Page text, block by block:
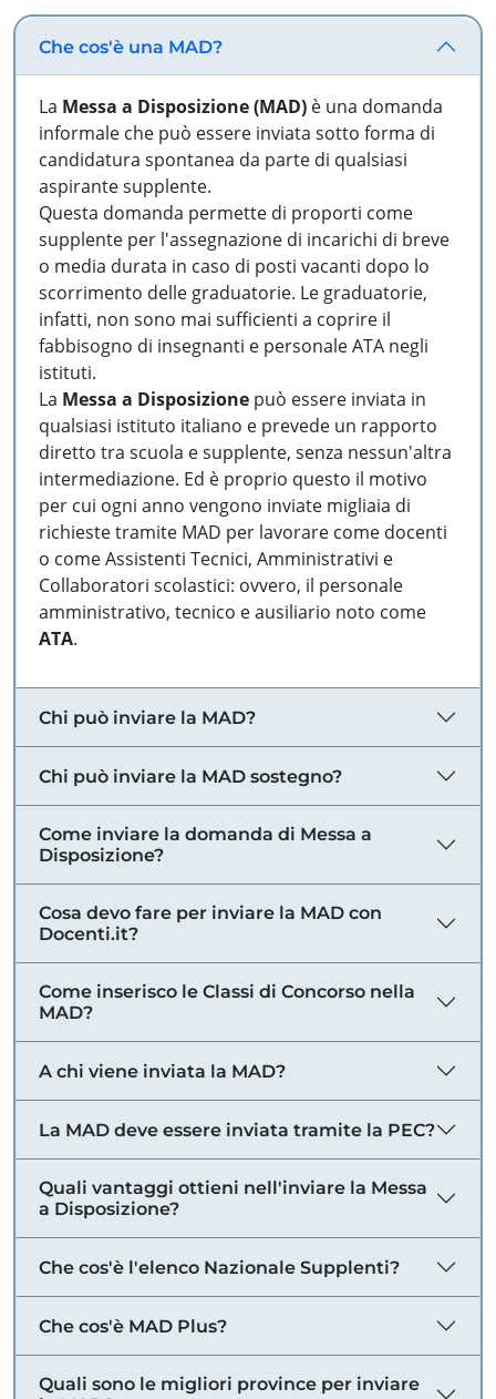
Che cos'è una MAD?
La Messa a Disposizione (MAD) è una domanda
informale che può essere inviata sotto forma di
candidatura spontanea da parte di qualsiasi
aspirante supplente.
Questa domanda permette di proporti come
supplente per l'assegnazione di incarichi di breve
o media durata in caso di posti vacanti dopo lo
scorrimento delle graduatorie. Le graduatorie,
infatti, non sono mai sufficienti a coprire il
fabbisogno di insegnanti e personale ATA negli
istituti.
La Messa a Disposizione può essere inviata in
qualsiasi istituto italiano e prevede un rapporto
diretto tra scuola e supplente, senza nessun'altra
intermediazione. Ed è proprio questo il motivo
per cui ogni anno vengono inviate migliaia di
richieste tramite MAD per lavorare come docenti
o come Assistenti Tecnici, Amministrativi e
Collaboratori scolastici: ovvero, il personale
amministrativo, tecnico e ausiliario noto come
ATA.
Chi può inviare la MAD?
Chi può inviare la MAD sostegno?
Come inviare la domanda di Messa a
Disposizione?
Cosa devo fare per inviare la MAD con
Docenti.it?
Come inserisco le Classi di Concorso nella
MAD?
A chi viene inviata la MAD?
La MAD deve essere inviata tramite la PEC?
Quali vantaggi ottieni nell'inviare la Messa
a Disposizione?
Che cos'è l'elenco Nazionale Supplenti?
Che cos'è MAD Plus?
Quali sono le migliori province per inviare